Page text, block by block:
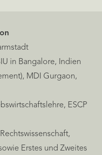
in Bangalore, Indien
MDI Gurgaon,
ESCP
Erstes und Zweites